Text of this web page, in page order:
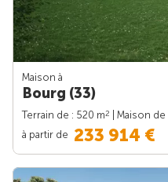
Maison à
Bourg (33)
Terrain de : 520 m2 | Maison de
à partir de 233 914 €